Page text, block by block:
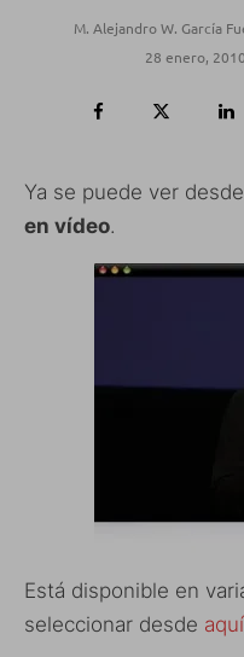
M. Alejandro W. García
28 enero, 2010
Ya se puede ver
en vídeo.
Está disponible en
seleccionar desde aquí